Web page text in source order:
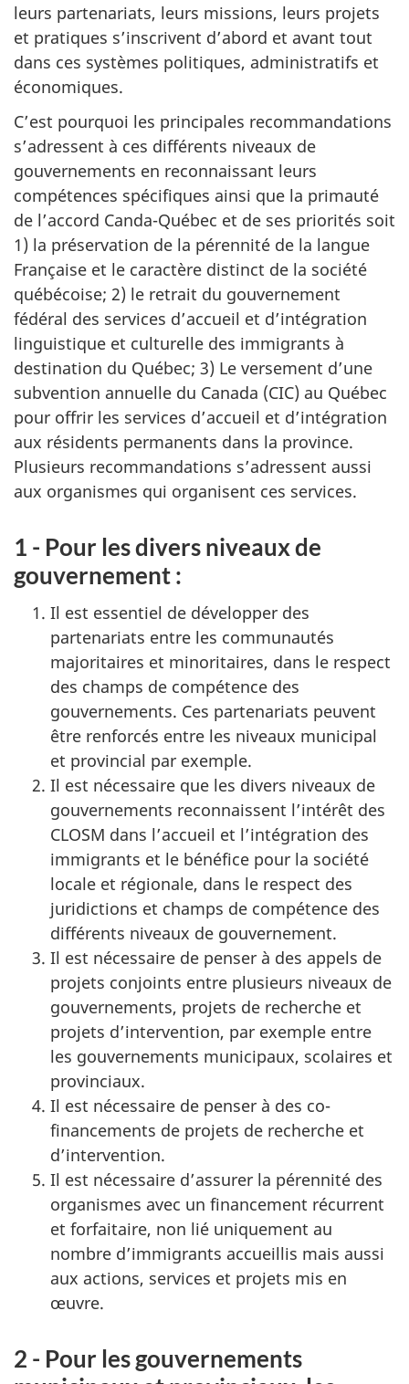
leurs partenariats, leurs missions, leurs projets
et pratiques s’inscrivent d’abord et avant tout
dans ces systèmes politiques, administratifs et
économiques.
C’est pourquoi les principales recommandations
s’adressent à ces différents niveaux de
gouvernements en reconnaissant leurs
compétences spécifiques ainsi que la primauté
de l’accord Canda-Québec et de ses priorités soit
1) la préservation de la pérennité de la langue
Française et le caractère distinct de la société
québécoise; 2) le retrait du gouvernement
fédéral des services d’accueil et d’intégration
linguistique et culturelle des immigrants à
destination du Québec; 3) Le versement d’une
subvention annuelle du Canada (CIC) au Québec
pour offrir les services d’accueil et d’intégration
aux résidents permanents dans la province.
Plusieurs recommandations s’adressent aussi
aux organismes qui organisent ces services.
1 - Pour les divers niveaux de
gouvernement :
Il est essentiel de développer des
partenariats entre les communautés
majoritaires et minoritaires, dans le respect
des champs de compétence des
gouvernements. Ces partenariats peuvent
être renforcés entre les niveaux municipal
et provincial par exemple.
Il est nécessaire que les divers niveaux de
gouvernements reconnaissent l’intérêt des
CLOSM dans l’accueil et l’intégration des
immigrants et le bénéfice pour la société
locale et régionale, dans le respect des
juridictions et champs de compétence des
différents niveaux de gouvernement.
Il est nécessaire de penser à des appels de
projets conjoints entre plusieurs niveaux de
gouvernements, projets de recherche et
projets d’intervention, par exemple entre
les gouvernements municipaux, scolaires et
provinciaux.
Il est nécessaire de penser à des co-
financements de projets de recherche et
d’intervention.
Il est nécessaire d’assurer la pérennité des
organismes avec un financement récurrent
et forfaitaire, non lié uniquement au
nombre d’immigrants accueillis mais aussi
aux actions, services et projets mis en
œuvre.
2 - Pour les gouvernements